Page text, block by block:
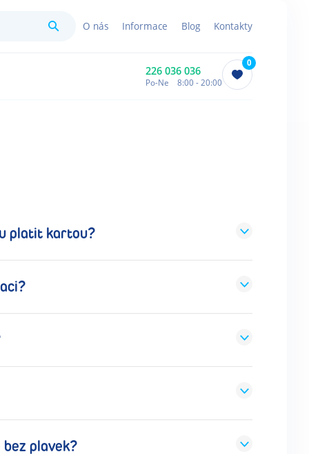
HledatO nás Informace Blog Kontakty
226 036 036
Po-Ne 8:00 - 20:00
0
platit kartou?
plavek?